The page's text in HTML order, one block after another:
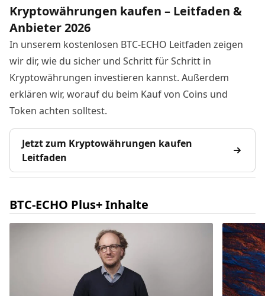
Kryptowährungen kaufen – Leitfaden &
Anbieter 2026
In unserem kostenlosen BTC-ECHO Leitfaden zeigen
wir dir, wie du sicher und Schritt für Schritt in
Kryptowährungen investieren kannst. Außerdem
erklären wir, worauf du beim Kauf von Coins und
Token achten solltest.
Jetzt zum Kryptowährungen kaufen
Leitfaden
BTC-ECHO Plus+ Inhalte